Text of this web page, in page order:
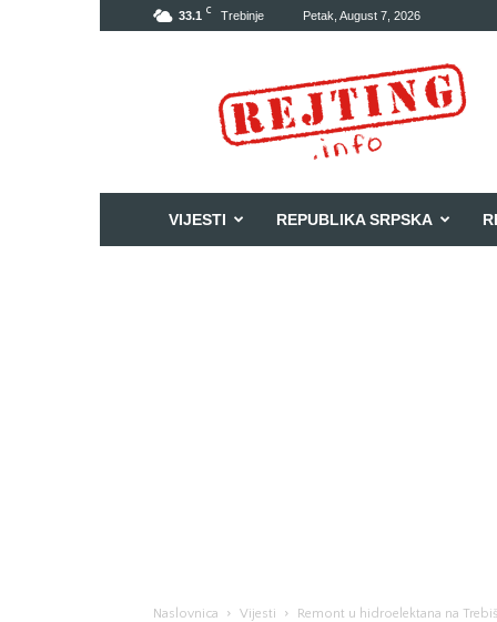
33.1 C Trebinje Petak, August 7, 2026
VIJESTI REPUBLIKA SRPSKA
Naslovnica Vijesti Remont u hidroelektana na